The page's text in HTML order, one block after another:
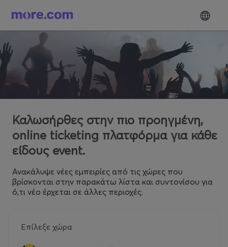
Καλωσήρθες στην πιο προηγμένη,
online ticketing πλατφόρμα για κάθε
είδους event.
Ανακάλυψε νέες εμπειρίες από τις χώρες που
βρίσκονται στην παρακάτω λίστα και συντονίσου για
ό,τι νέο έρχεται σε άλλες περιοχές.
Επίλεξε χώρα